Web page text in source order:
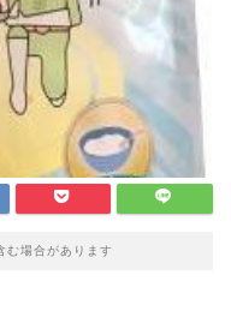
む場合があります